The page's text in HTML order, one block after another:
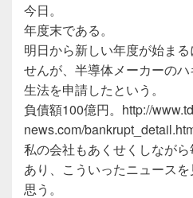
今日。
年度末である。
明日から新しい年度が始ま
せんが、半導体メーカーの
生法を申請したという。
負債額100億円。http://
news.com/
私の会社もあくせくしなが
あり、こういったニュース
思う。